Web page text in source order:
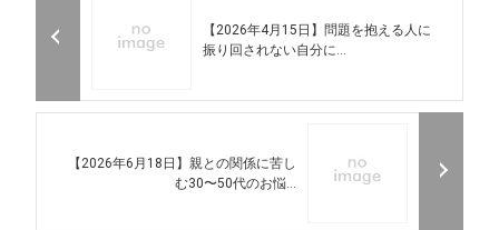
【2026年4月15日】問題を抱える人に
振り回されない自分に...
【2026年6月18日】親との関係に苦し
む30〜50代のお悩...